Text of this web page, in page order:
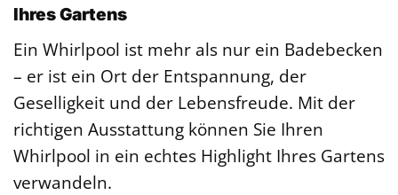
Ihres Gartens
Ein Whirlpool ist mehr als nur ein Badebecken
– er ist ein Ort der Entspannung, der
Geselligkeit und der Lebensfreude. Mit der
richtigen Ausstattung können Sie Ihren
Whirlpool in ein echtes Highlight Ihres Gartens
verwandeln.